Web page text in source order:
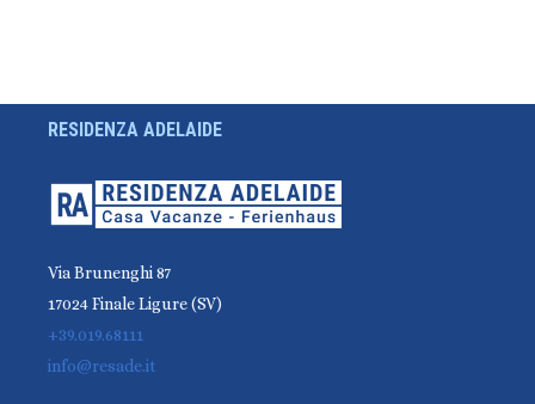
RESIDENZA ADELAIDE
Via Brunenghi 87
17024 Finale Ligure (SV)
+39.019.68111
info@resade.it